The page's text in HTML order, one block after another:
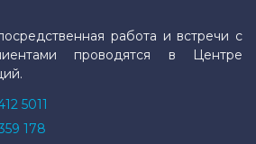
работа и встречи с
проводятся в Центре
5011
178